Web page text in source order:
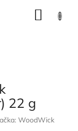
22 g
WoodWick